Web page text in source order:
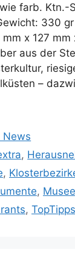
farb. Ktn.-
330
x 127 mm
aus der
–
News
,
,
,
, TopTipps